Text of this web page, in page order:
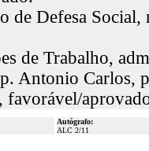
de Defesa
de Trabalho,
Antonio Carlos,
favorável/
Autógrafo:
ALC 2/11